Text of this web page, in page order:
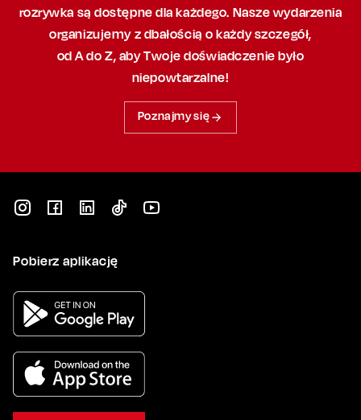
rozrywka są dostępne dla każdego. Nasze wydarzenia
organizujemy z dbałością o każdy szczegół,
od A do Z, abyTwoje doświadczenie było
niepowtarzalne!
Poznajmy się
Pobierz aplikację